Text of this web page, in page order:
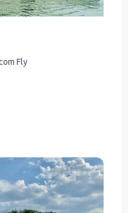
Fly